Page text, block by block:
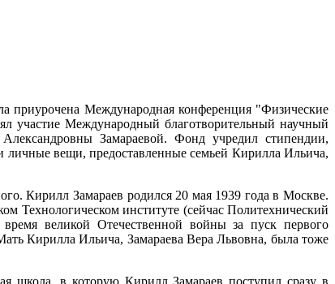
приурочена Международная конференция "Физические
участие Международный благотворительный научный
Замараевой. Фонд учредил стипендии,
вещи, предоставленные семьей Кирилла Ильича,
Кирилл Замараев родился 20 мая 1939 года в Москве.
Технологическом институте (сейчас Политехнический
великой Отечественной войны за пуск первого
Кирилла Ильича, Замараева Вера Львовна, была тоже